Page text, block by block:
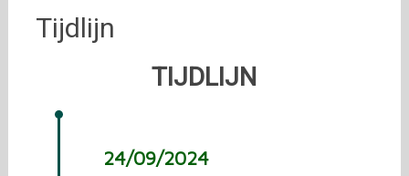
Tijdlijn
TIJDLIJN
24/09/2024